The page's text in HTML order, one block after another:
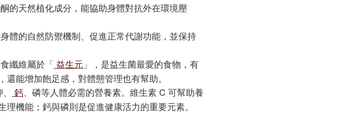
的天然植化成分，能協助身體對抗外在環境壓
體的自然防禦機制、促進正常代謝功能，並保持
纖維屬於「 益生元 」，是益生菌最愛的食物，有
能增加飽足感，對體態管理也有幫助。
鈣、磷等人體必需的營養素。維生素 C 可幫助養
機能；鈣與磷則是促進健康活力的重要元素。